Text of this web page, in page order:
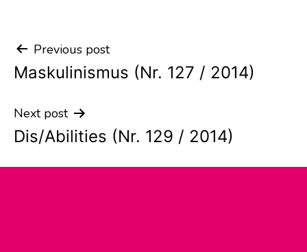
Post
navigation
Previous post
Maskulinismus (Nr. 127 / 2014)
Next post
Dis/Abilities (Nr. 129 / 2014)